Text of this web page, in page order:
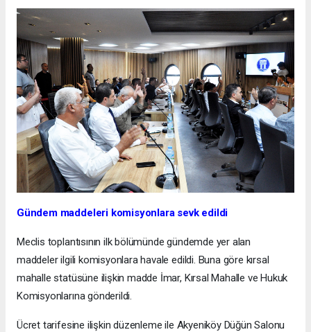
Gündem maddeleri komisyonlara sevk edildi
Meclis toplantısının ilk bölümünde gündemde yer alan
maddeler ilgili komisyonlara havale edildi. Buna göre kırsal
mahalle statüsüne ilişkin madde İmar, Kırsal Mahalle ve Hukuk
Komisyonlarına gönderildi.
Ücret tarifesine ilişkin düzenleme ile Akyeniköy Düğün Salonu